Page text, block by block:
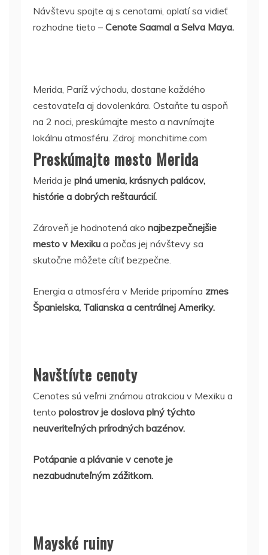
Návštevu spojte aj s cenotami, oplatí sa vidieť
rozhodne tieto – Cenote Saamal a Selva Maya.
Merida, Paríž východu, dostane každého
cestovateľa aj dovolenkára. Ostaňte tu aspoň
na 2 noci, preskúmajte mesto a navnímajte
lokálnu atmosféru. Zdroj: monchitime.com
Preskúmajte mesto Merida
Merida je plná umenia, krásnych palácov,
histórie a dobrých reštaurácií.
Zároveň je hodnotená ako najbezpečnejšie
mesto v Mexiku a počas jej návštevy sa
skutočne môžete cítiť bezpečne.
Energia a atmosféra v Meride pripomína zmes
Španielska, Talianska a centrálnej Ameriky.
Navštívte cenoty
Cenotes sú veľmi známou atrakciou v Mexiku a
tento polostrov je doslova plný týchto
neuveriteľných prírodných bazénov.
Potápanie a plávanie v cenote je
nezabudnuteľným zážitkom.
Mayské ruiny